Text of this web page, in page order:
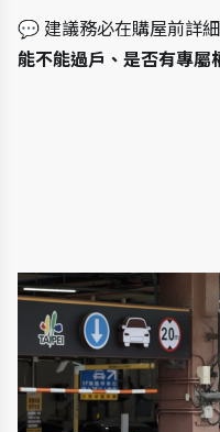
💬 建議務必在購屋前詳
能不能過戶、是否有專屬